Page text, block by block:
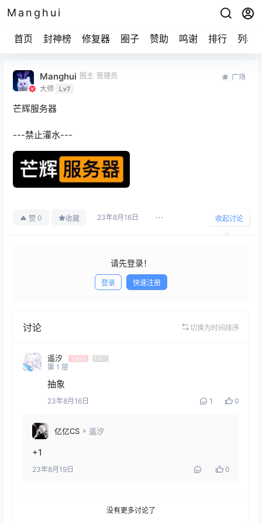
Manghui
首页 封神榜 修复器 圈子 赞助 鸣谢 排行 列表
Manghui 圈主 管理员
大师 Lv7
广场
芒辉服务器
---禁止灌水---
赞 0 收藏 23年8月16日 收起讨论
请先登录！
登录 快速注册
讨论 切换为时间排序
遥汐 Vip3
Lv7
第 1 层
抽象
23年8月16日 1 0
亿亿CS 遥汐
+1
23年8月19日 0
没有更多讨论了